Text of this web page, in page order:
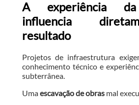
A experiência da
influencia
resultado
Projetos de infraestrutura
conhecimento técnico e
subterrânea.
Umaescavação de obrasmal